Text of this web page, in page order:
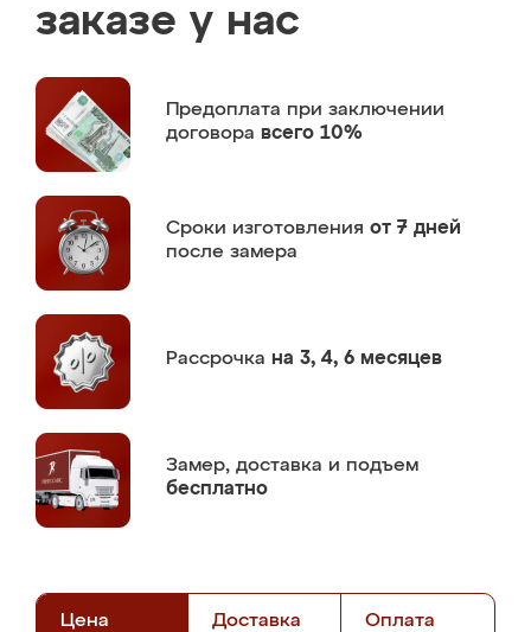
заказе у нас
Предоплата при заключении
договора всего 10%
Сроки изготовления от 7 дней
после замера
Рассрочка на 3, 4, 6 месяцев
Замер, доставка и подъем
бесплатно
Цена Доставка Оплата